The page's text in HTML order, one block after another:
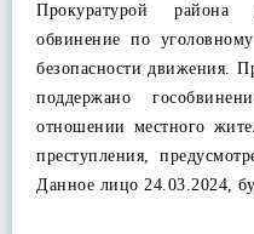
Прокуратурой района
обвинение по
безопасности движения.
поддержано
отношении местного
преступления,
Данное лицо 24.03.2024,